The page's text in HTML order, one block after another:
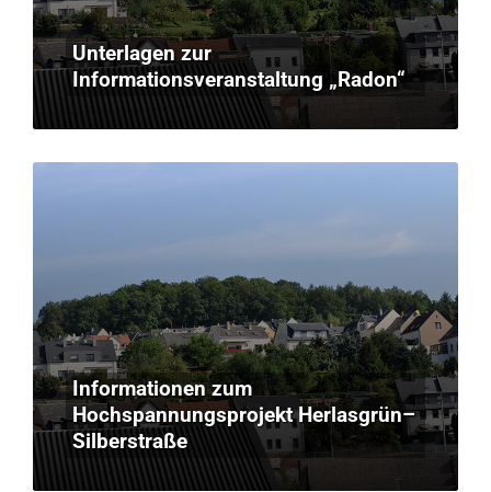
Unterlagen zur
Informationsveranstaltung „Radon“
Informationen zum
Hochspannungsprojekt Herlasgrün–
Silberstraße